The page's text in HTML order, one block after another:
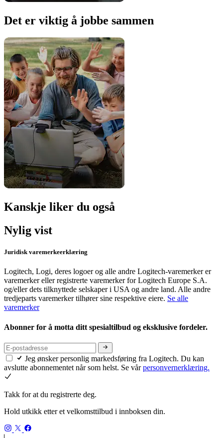
Det er viktig å jobbe sammen
Kanskje liker du også
Nylig vist
Juridisk varemerkeerklæring
Logitech, Logi, deres logoer og alle andre Logitech-varemerker er
varemerker eller registrerte varemerker for Logitech Europe S.A.
og/eller dets tilknyttede selskaper i USA og andre land. Alle andre
tredjeparts varemerker tilhører sine respektive eiere. Se alle
varemerker
Abonner for å motta ditt spesialtilbud og eksklusive fordeler.
Jeg ønsker personlig markedsføring fra Logitech. Du kan
avslutte abonnementet når som helst. Se vårpersonvernerklæring.
Takk for at du registrerte deg.
Hold utkikk etter et velkomsttilbud i innboksen din.